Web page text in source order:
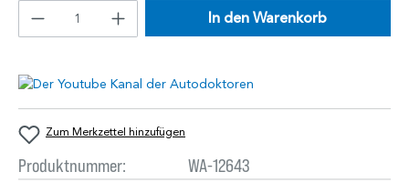
In den Warenkorb
Zum Merkzettel hinzufügen
Produktnummer:
WA-12643